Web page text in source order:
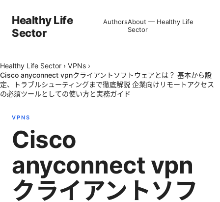
Healthy Life
Sector
AuthorsAbout — Healthy Life
Sector
Healthy Life Sector › VPNs ›
Cisco anyconnect vpnクライアントソフトウェアとは？ 基本から設
定、トラブルシューティングまで徹底解説 企業向けリモートアクセス
の必須ツールとしての使い方と実務ガイド
VPNS
Cisco
anyconnect vpn
クライアントソフ